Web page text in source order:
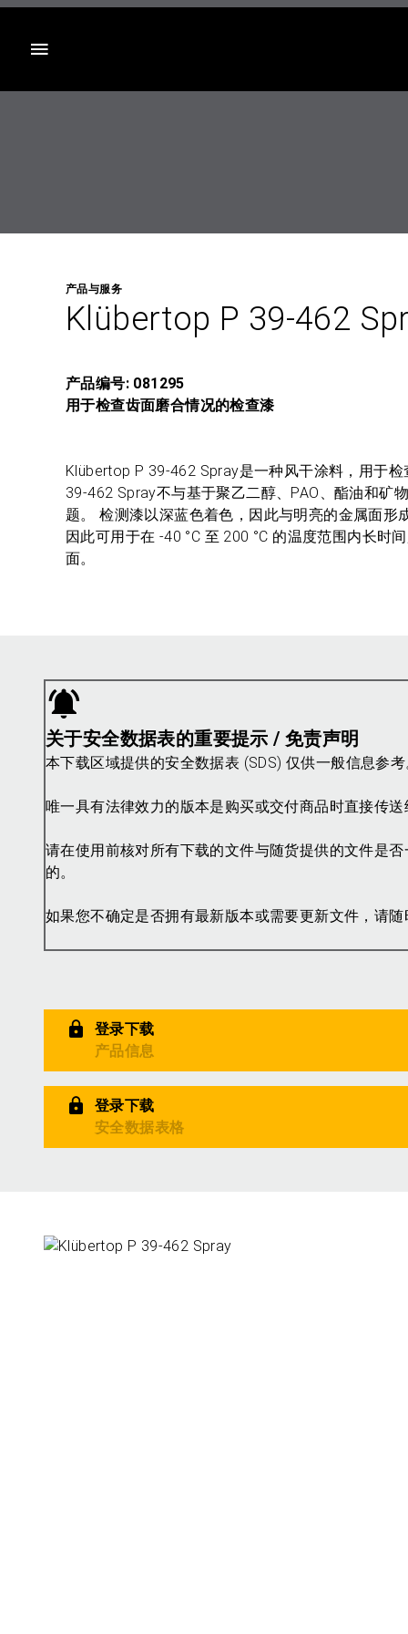
产品与服务
Klübertop P 39-462
产品编号: 081295
用于检查齿面磨合情况的检查漆
Klübertop P 39-462 Spray是一种风干涂料，用于
39-462 Spray不与基于聚乙二醇、PAO、酯油和矿
题。 检测漆以深蓝色着色，因此与明亮的金属面
因此可用于在 -40 °C 至 200 °C 的温度范围内长时
面。
关于安全数据表的重要提示 / 免责声明
本下载区域提供的安全数据表 (SDS) 仅供一般信息参
唯一具有法律效力的版本是购买或交付商品时直接传
请在使用前核对所有下载的文件与随货提供的文件是
的。
如果您不确定是否拥有最新版本或需要更新文件，请
登录下载
产品信息
登录下载
安全数据表格